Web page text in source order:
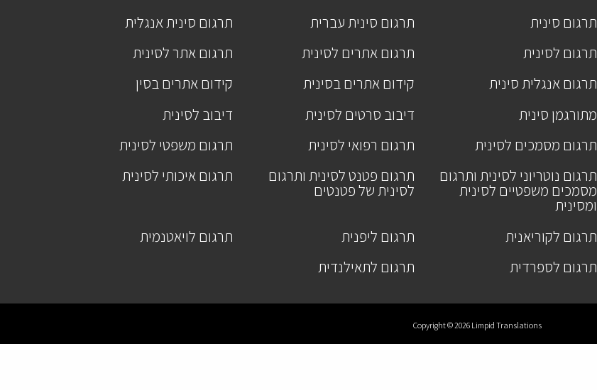
תרגום סינית תרגום סינית עברית
תרגום סינית אנגלית
תרגום לסינית
תרגום אתרים לסינית
תרגום אתר לסינית
תרגום אנגלית סינית
קידום אתרים בסינית
קידום אתרים בסין
מתורגמן סינית
דיבוב סרטים לסינית
דיבוב לסינית
תרגום מסמכים לסינית
תרגום רפואי לסינית
תרגום משפטי לסינית
תרגום נוטריוני לסינית ותרגום
מסמכים משפטיים לסינית
ומסינית
תרגום פטנט לסינית ותרגום
לסינית של פטנטים
תרגום איכותי לסינית
תרגום לקוריאנית תרגום ליפנית
תרגום לויאטנמית
תרגום לספרדית
תרגום לתאילנדית
Copyright © 2026 Limpid Translations